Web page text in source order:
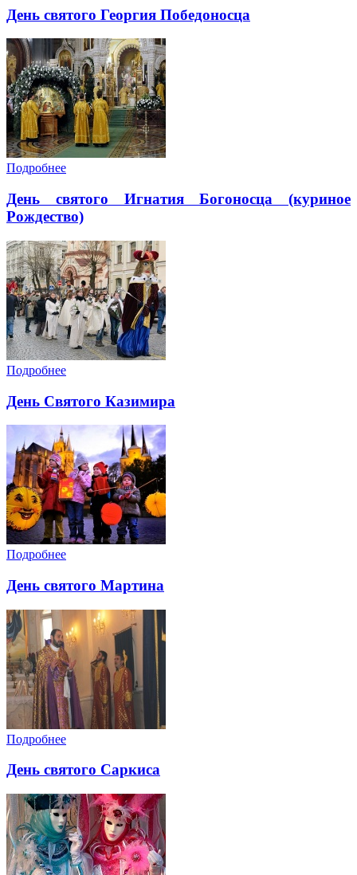
День святого Георгия Победоносца
Подробнее
День святого Игнатия Богоносца (куриное
Рождество)
Подробнее
День Святого Казимира
Подробнее
День святого Мартина
Подробнее
День святого Саркиса